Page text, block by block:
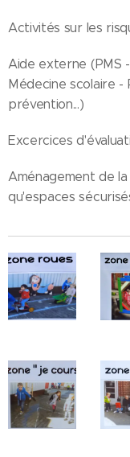
Activités sur les
Aide externe (PMS
Médecine scolaire -
prévention...)
Excercices
Aménagement de
qu'espaces